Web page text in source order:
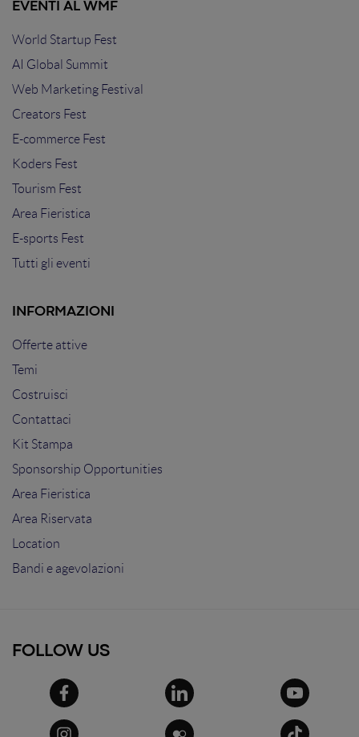
EVENTI AL WMF
World Startup Fest
AI Global Summit
Web Marketing Festival
Creators Fest
E-commerce Fest
Koders Fest
Tourism Fest
Area Fieristica
E-sports Fest
Tutti gli eventi
INFORMAZIONI
Offerte attive
Temi
Costruisci
Contattaci
Kit Stampa
Sponsorship Opportunities
Area Fieristica
Area Riservata
Location
Bandi e agevolazioni
FOLLOW US